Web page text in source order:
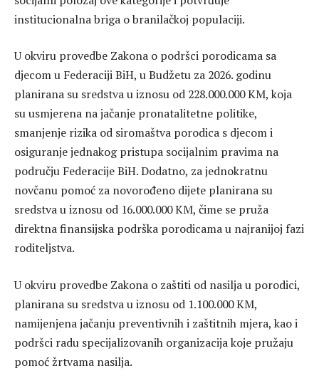
institucionalna briga o branilačkoj populaciji.
U okviru provedbe Zakona o podršci porodicama sa
djecom u Federaciji BiH, u Budžetu za 2026. godinu
planirana su sredstva u iznosu od 228.000.000 KM, koja
su usmjerena na jačanje pronatalitetne politike,
smanjenje rizika od siromaštva porodica s djecom i
osiguranje jednakog pristupa socijalnim pravima na
području Federacije BiH. Dodatno, za jednokratnu
novčanu pomoć za novorođeno dijete planirana su
sredstva u iznosu od 16.000.000 KM, čime se pruža
direktna finansijska podrška porodicama u najranijoj fazi
roditeljstva.
U okviru provedbe Zakona o zaštiti od nasilja u porodici,
planirana su sredstva u iznosu od 1.100.000 KM,
namijenjena jačanju preventivnih i zaštitnih mjera, kao i
podršci radu specijalizovanih organizacija koje pružaju
pomoć žrtvama nasilja.